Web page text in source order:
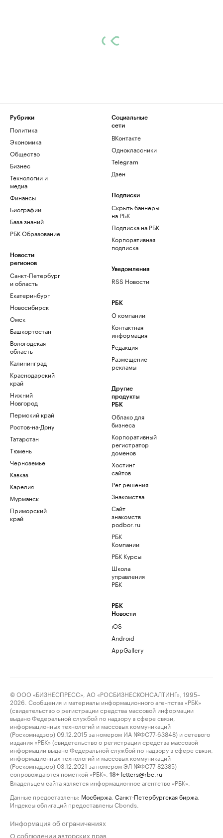
Рубрики
Политика
Экономика
Общество
Бизнес
Технологии и
медиа
Финансы
Биографии
База знаний
РБК Образование
Новости
регионов
Санкт-Петербург
и область
Екатеринбург
Новосибирск
Омск
Башкортостан
Вологодская
область
Калининград
Краснодарский
край
Нижний
Новгород
Пермский край
Ростов-на-Дону
Татарстан
Тюмень
Черноземье
Кавказ
Карелия
Мурманск
Приморский
край
Социальные
сети
ВКонтакте
Одноклассники
Telegram
Дзен
Подписки
Скрыть баннеры
на РБК
Подписка на РБК
Корпоративная
подписка
Уведомления
RSS Новости
РБК
О компании
Контактная
информация
Редакция
Размещение
рекламы
Другие
продукты
РБК
Облако для
бизнеса
Корпоративный
регистратор
доменов
Хостинг
сайтов
Рег.решения
Знакомства
Сайт
знакомств
podbor.ru
РБК
Компании
РБК Курсы
Школа
управления
РБК
РБК
Новости
iOS
Android
AppGallery
© ООО «БИЗНЕСПРЕСС», АО «РОСБИЗНЕСКОНСАЛТИНГ», 1995–
2026. Сообщения и материалы информационного агентства «РБК»
(свидетельство о регистрации средства массовой информации
выдано Федеральной службой по надзору в сфере связи,
информационных технологий и массовых коммуникаций
(Роскомнадзор) 09.12.2015 за номером ИА №ФС77-63848) и сетевого
издания «РБК» (свидетельство о регистрации средства массовой
информации выдано Федеральной службой по надзору в сфере связи,
информационных технологий и массовых коммуникаций
(Роскомнадзор) 03.12.2021 за номером ЭЛ №ФС77-82385)
сопровождаются пометкой «РБК».
18+ letters@rbc.ru
Владельцем сайта является информационное агентство «РБК».
Данные предоставлены: Мосбиржа Санкт-Петербургская биржа
Индексы облигаций предоставлены Cbonds.
Информация об ограничениях
О соблюдении авторских прав